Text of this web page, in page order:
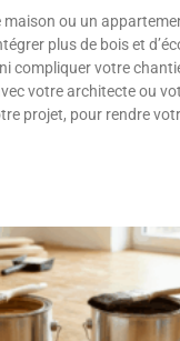
maison ou un
plus de bois et
compliquer votre
votre architecte ou
projet, pour rendre